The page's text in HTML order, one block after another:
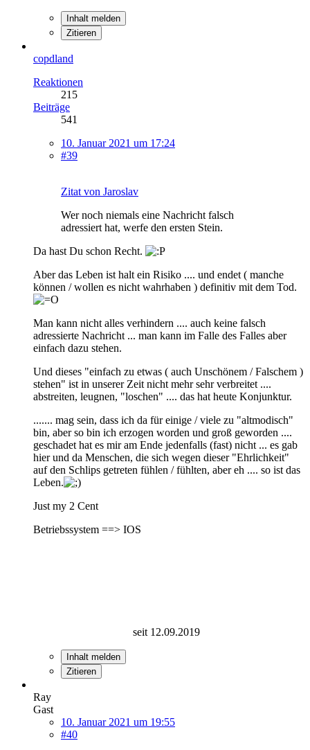
Inhalt melden
Zitieren
copdland
Reaktionen
215
Beiträge
541
10. Januar 2021 um 17:24
#39
Zitat von Jaroslav
Wer noch niemals eine Nachricht falsch
adressiert hat, werfe den ersten Stein.
Da hast Du schon Recht.
Aber das Leben ist halt ein Risiko .... und endet ( manche
können / wollen es nicht wahrhaben ) definitiv mit dem Tod.
Man kann nicht alles verhindern .... auch keine falsch
adressierte Nachricht ... man kann im Falle des Falles aber
einfach dazu stehen.
Und dieses "einfach zu etwas ( auch Unschönem / Falschem )
stehen" ist in unserer Zeit nicht mehr sehr verbreitet ....
abstreiten, leugnen, "loschen" .... das hat heute Konjunktur.
....... mag sein, dass ich da für einige / viele zu "altmodisch"
bin, aber so bin ich erzogen worden und groß geworden ....
geschadet hat es mir am Ende jedenfalls (fast) nicht ... es gab
hier und da Menschen, die sich wegen dieser "Ehrlichkeit"
auf den Schlips getreten fühlen / fühlten, aber eh .... so ist das
Leben.
Just my 2 Cent
Betriebssystem ==> IOS
seit 12.09.2019
Inhalt melden
Zitieren
Ray
Gast
10. Januar 2021 um 19:55
#40